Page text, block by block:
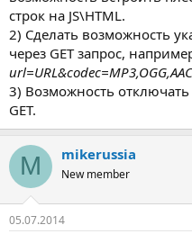
строк на JS\HTML.
2) Сделать возможность
через GET запрос,
3) Возможность
GET.
M mikerussia
New member
05.07.2014